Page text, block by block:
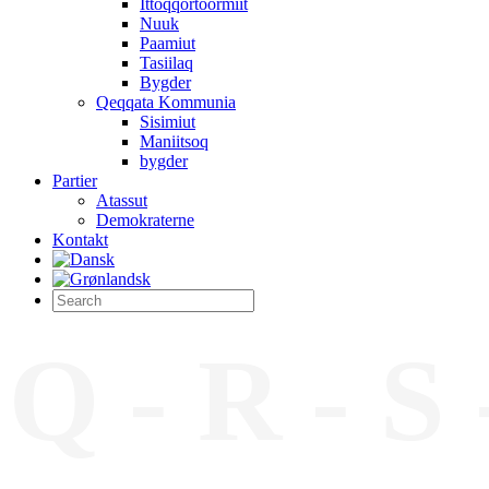
Ittoqqortoormiit
Nuuk
Paamiut
Tasiilaq
Bygder
Qeqqata Kommunia
Sisimiut
Maniitsoq
bygder
Partier
Atassut
Demokraterne
Kontakt